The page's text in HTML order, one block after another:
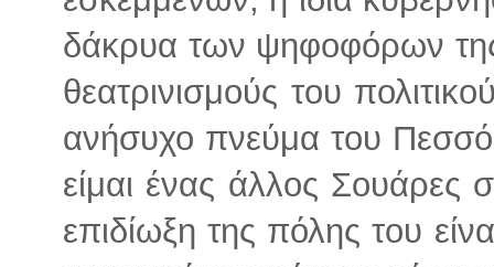
δάκρυα των ψηφοφόρων της
θεατρινισμούς του
ανήσυχο πνεύμα του
είμαι ένας άλλος Σουάρες
επιδίωξη της πόλης του